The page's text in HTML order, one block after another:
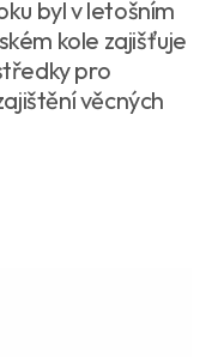
byl v letošním
kole zajišťuje
pro
věcných